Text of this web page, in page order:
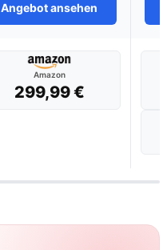
Angebot ansehen
Amazon
299,99 €